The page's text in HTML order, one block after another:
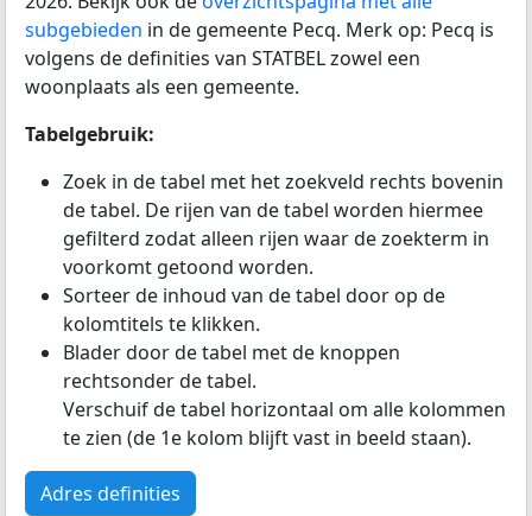
subgebieden in de gemeente Pecq. Merk op: Pecq is
volgens de definities van STATBEL zowel een
woonplaats als een gemeente.
Tabelgebruik:
Zoek in de tabel met het zoekveld rechts bovenin
de tabel. De rijen van de tabel worden hiermee
gefilterd zodat alleen rijen waar de zoekterm in
voorkomt getoond worden.
Sorteer de inhoud van de tabel door op de
kolomtitels te klikken.
Blader door de tabel met de knoppen
rechtsonder de tabel.
Verschuif de tabel horizontaal om alle kolommen
te zien (de 1e kolom blijft vast in beeld staan).
Adres definities